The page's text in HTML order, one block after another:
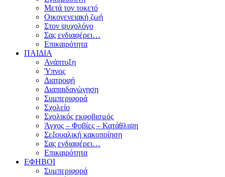
Μετά τον τοκετό
Οικογενειακή ζωή
Στον ψυχολόγο
Σας ενδιαφέρει…
Επικαιρότητα
ΠΑΙΔΙΑ
Ανάπτυξη
Ύπνος
Διατροφή
Διαπαιδαγώγηση
Συμπεριφορά
Σχολείο
Σχολικός εκφοβισμός
Άγχος – Φοβίες – Κατάθλιψη
Σεξουαλική κακοποίηση
Σας ενδιαφέρει…
Επικαιρότητα
ΕΦΗΒΟΙ
Συμπεριφορά